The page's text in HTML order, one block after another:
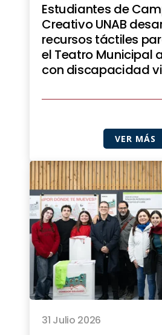
Estudiantes de
Creativo UNAB
recursos táctiles
el Teatro Municipal
con discapacidad
VER MÁS
31 Julio 2026